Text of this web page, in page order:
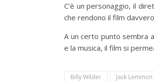
C’è un personaggio, il
che rendono il film
A un certo punto sembra
e la musica, il film si
Billy Wilder Jack Lemmon